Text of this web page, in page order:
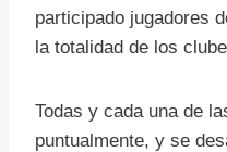
participado jugadores
la totalidad de los
Todas y cada una de
puntualmente, y se